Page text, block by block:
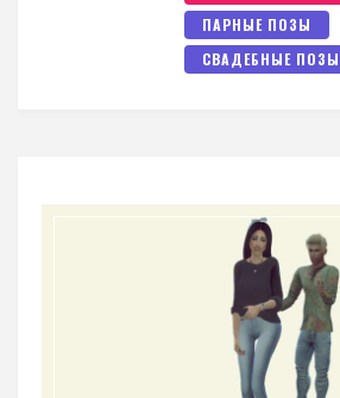
ПАРНЫЕ ПОЗЫ
СВАДЕБНЫЕ ПОЗЫ